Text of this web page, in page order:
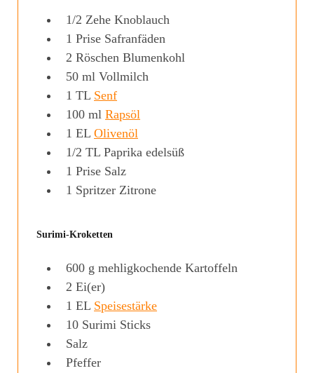
1/2 Zehe Knoblauch
1 Prise Safranfäden
2 Röschen Blumenkohl
50 ml Vollmilch
1 TL Senf
100 ml Rapsöl
1 EL Olivenöl
1/2 TL Paprika edelsüß
1 Prise Salz
1 Spritzer Zitrone
Surimi-Kroketten
600 g mehligkochende Kartoffeln
2 Ei(er)
1 EL Speisestärke
10 Surimi Sticks
Salz
Pfeffer